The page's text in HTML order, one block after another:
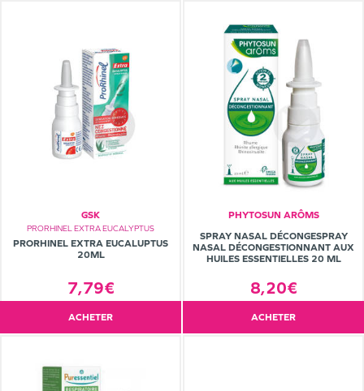
GSK
PRORHINEL EXTRA EUCALYPTUS
PRORHINEL EXTRA EUCALUPTUS
20ML
7,79€
ACHETER
PHYTOSUN ARÔMS
SPRAY NASAL DÉCONGESPRAY
NASAL DÉCONGESTIONNANT AUX
HUILES ESSENTIELLES 20 ML
8,20€
ACHETER